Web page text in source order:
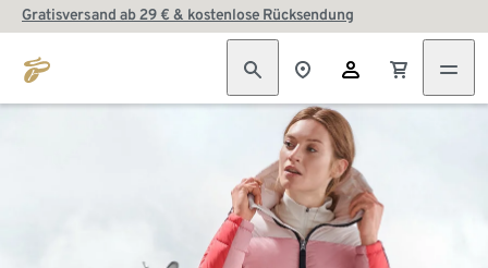
Gratisversand ab 29 € & kostenlose Rücksendung